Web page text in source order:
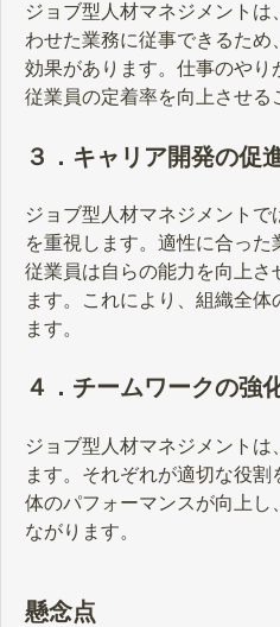
ジョブ型人材マネジメント
わせた業務に従事できるため
効果があります。仕事のやり
従業員の定着率を向上させる
３．キャリア開発の促
ジョブ型人材マネジメント
を重視します。適性に合った
従業員は自らの能力を向上さ
ます。これにより、組織全
ます。
４．チームワークの強
ジョブ型人材マネジメント
ます。それぞれが適切な役
体のパフォーマンスが向上し
ながります。
懸念点